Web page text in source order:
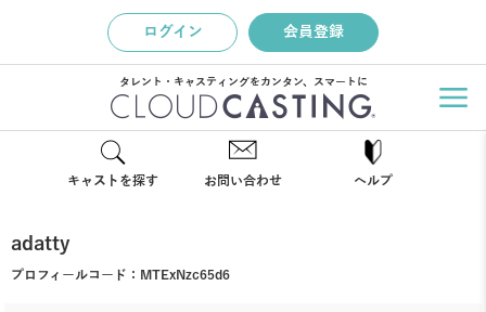
ログイン 会員登録
タレント・キャスティングをカンタン、スマートに
キャストを探す お問い合わせ ヘルプ
adatty
プロフィールコード： MTExNzc65d6